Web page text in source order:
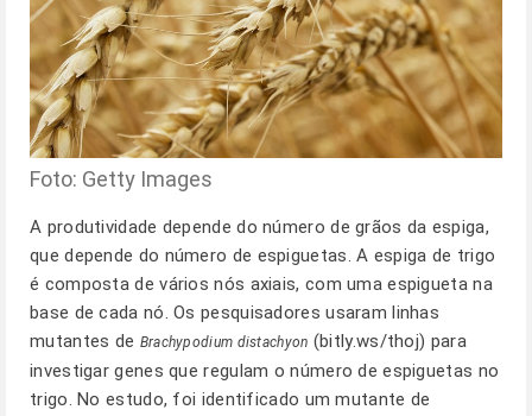
Foto: Getty Images
A produtividade depende do número de grãos da espiga,
que depende do número de espiguetas. A espiga de trigo
é composta de vários nós axiais, com uma espigueta na
base de cada nó. Os pesquisadores usaram linhas
mutantes de Brachypodium distachyon (bitly.ws/thoj) para
investigar genes que regulam o número de espiguetas no
trigo. No estudo, foi identificado um mutante de